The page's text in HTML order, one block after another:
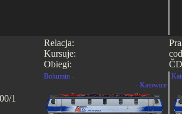
Relacja:
Kursuje:
Obiegi:
1
Bohumin -
- Katowice